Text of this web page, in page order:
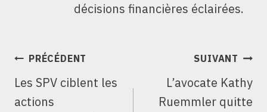
décisions financières éclairées.
NAVIGATION
L’ARTICLE
PRÉCÉDENT
Les SPV ciblent les
actions
SUIVANT
L’avocate Kathy
Ruemmler quitte